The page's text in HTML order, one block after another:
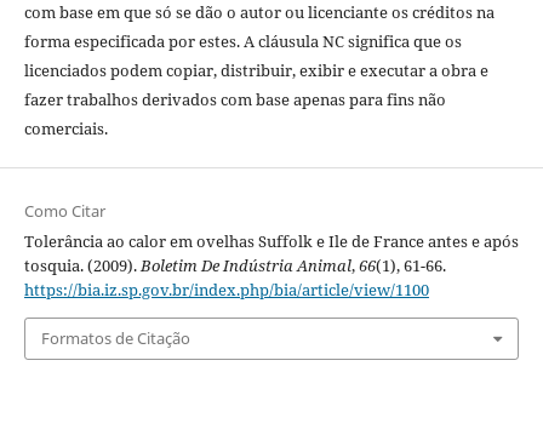
com base em que só se dão o autor ou licenciante os créditos na
forma especificada por estes. A cláusula NC significa que os
licenciados podem copiar, distribuir, exibir e executar a obra e
fazer trabalhos derivados com base apenas para fins não
comerciais.
Como Citar
Tolerância ao calor em ovelhas Suffolk e Ile de France antes e após
tosquia. (2009).Boletim De Indústria Animal,66(1), 61-66.
https://bia.iz.sp.gov.br/index.php/bia/article/view/1100
Formatos de Citação